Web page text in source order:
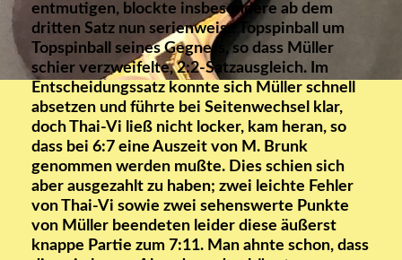
entmutigen, blockte insbesondere ab dem
dritten Satz nun serienweise Topspinball um
Topspinball seines Gegners, so dass Müller
schier verzweifelte, 2:2-Satzausgleich. Im
Entscheidungssatz konnte sich Müller schnell
absetzen und führte bei Seitenwechsel klar,
doch Thai-Vi ließ nicht locker, kam heran, so
dass bei 6:7 eine Auszeit von M. Brunk
genommen werden mußte. Dies schien sich
aber ausgezahlt zu haben; zwei leichte Fehler
von Thai-Vi sowie zwei sehenswerte Punkte
von Müller beendeten leider diese äußerst
knappe Partie zum 7:11. Man ahnte schon, dass